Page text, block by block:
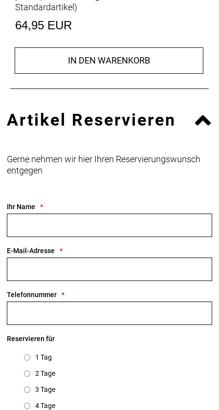
Standardartikel)
64,95 EUR
IN DEN WARENKORB
Artikel Reservieren
Gerne nehmen wir hier Ihren Reservierungswunsch
entgegen
Ihr Name
E-Mail-Adresse
Telefonnummer
Reservieren für
1 Tag
2 Tage
3 Tage
4 Tage